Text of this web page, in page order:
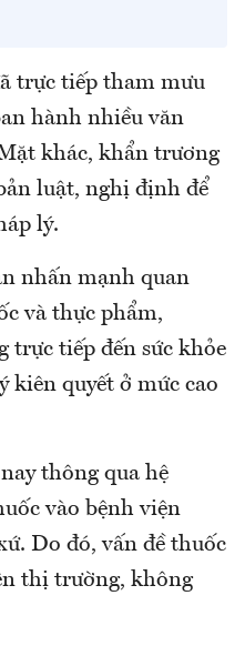
trực tiếp tham mưu
hành nhiều văn
khác, khẩn trương
luật, nghị định để
lý.
nhấn mạnh quan
và thực phẩm,
trực tiếp đến sức khỏe
kiên quyết ở mức cao
thông qua hệ
vào bệnh viện
Do đó, vấn đề thuốc
thị trường, không